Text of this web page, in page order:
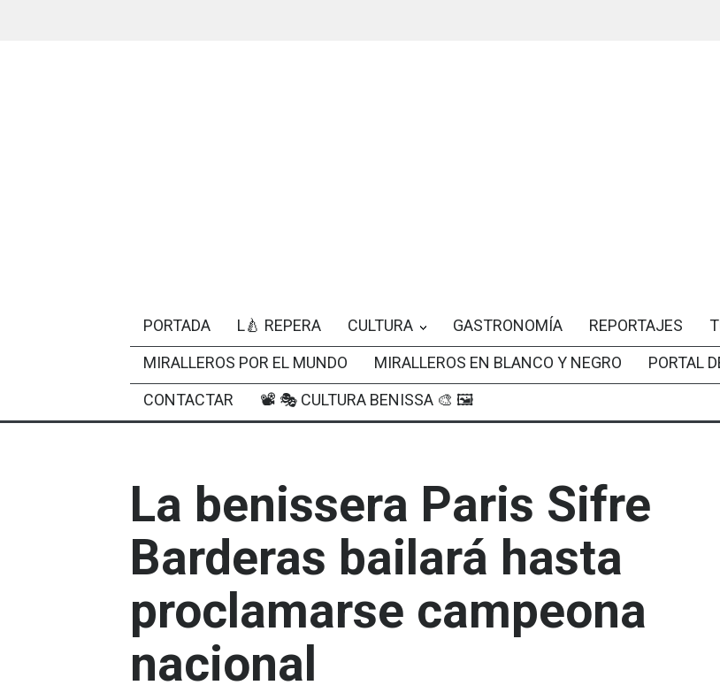
PORTADA L🍐 REPERA CULTURA GASTRONOMÍA REPORTAJES
MIRALLEROS POR EL MUNDO
MIRALLEROS EN BLANCO Y NEGRO PORTAL
CONTACTAR
📽 🎭 CULTURA BENISSA 🎨 🖼
La benissera Paris Sifre
Barderas bailará hasta
proclamarse campeona
nacional